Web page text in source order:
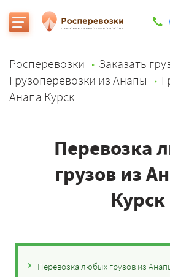
Росперевозки
Заказать
Грузоперевозки из Анапы
Анапа Курск
Перевозка
грузов из
Курск
Перевозка любых грузов из